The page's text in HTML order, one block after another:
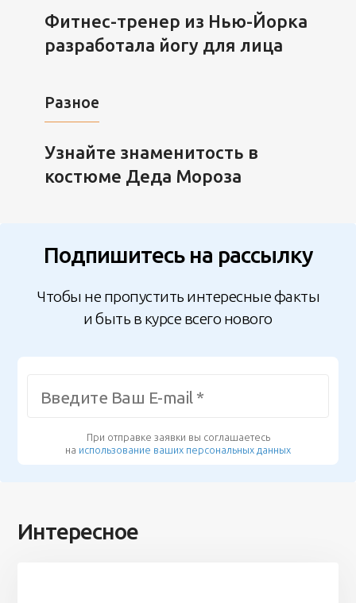
Фитнес-тренер из Нью-Йорка
разработала йогу для лица
Разное
Узнайте знаменитость в
костюме Деда Мороза
Подпишитесь на рассылку
Чтобы не пропустить интересные факты
и быть в курсе всего нового
При отправке заявки вы соглашаетесь
на использование ваших персональных данных
Интересное